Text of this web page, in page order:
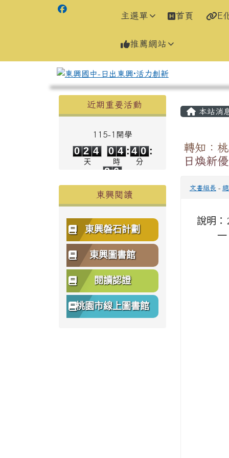
主選單 首頁 E
推薦網站
左邊區域內容
近期重要活動
115-1開學
0 2
4
4
天
0
0
4
4
時
:
4
4 0
分
:
2
2 5
東興閱讀
東興磐石計劃
東興圖書館
閱讀認證
桃園市線上圖書館
主內
本站消
轉知：
日煥新
文書組長 -
說明：
一